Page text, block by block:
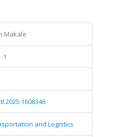
Makale
1
and Logistics